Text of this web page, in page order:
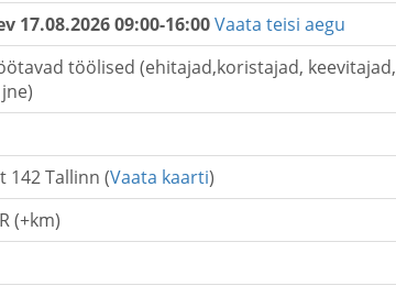
17.08.2026 09:00-16:00 Vaata teisi aegu
töölised (ehitajad,koristajad, keevitajad,
142 Tallinn (Vaata kaarti)
(+km)